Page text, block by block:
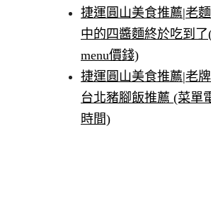
捷運圓山美食推薦|老
中的四醬麵終於吃到了
menu價錢)
捷運圓山美食推薦|老
台北豬腳飯推薦 (菜單
時間)